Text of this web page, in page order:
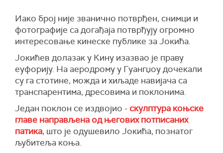
Иако број није званично потврђен, снимци и
фотографије са догађаја потврђују огромно
интересовање кинеске публике за Јокића.
Јокићев долазак у Кину изазвао је праву
еуфорију. На аеродрому у Гуангџоу дочекали
су га стотине, можда и хиљаде навијача са
транспарентима, дресовима и поклонима.
Један поклон се издвојио - скулптура коњске
главе направљена од његових потписаних
патика, што је одушевило Јокића, познатог
љубитеља коња.